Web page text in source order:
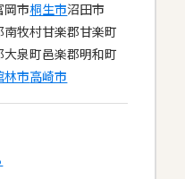
岡市桐生市沼田市
南牧村甘楽郡甘楽町
大泉町邑楽郡明和町
林市高崎市